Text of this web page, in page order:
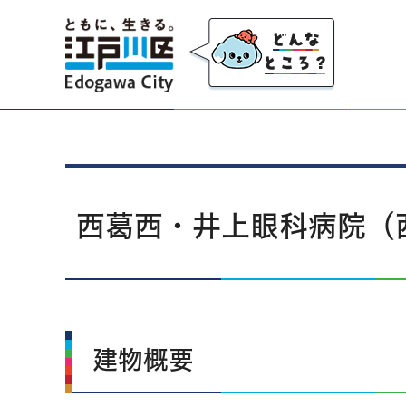
江戸川区
西葛西・井上眼科病院（
建物概要